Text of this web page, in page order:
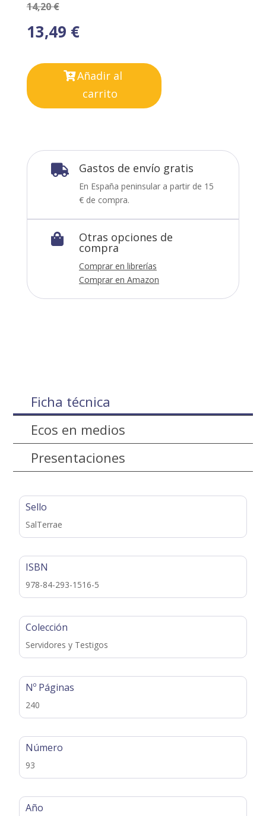
14,20€
13,49 €
Añadir al
carrito
 Gastos de envío gratis
En España peninsular a partir de 15
€ de compra.
 Otras opciones de
compra
Comprar en librerías
Comprar en Amazon
Ficha técnica
Ecos en medios
Presentaciones
Sello
SalTerrae
ISBN
978-84-293-1516-5
Colección
Servidores y Testigos
Nº Páginas
240
Número
93
Año